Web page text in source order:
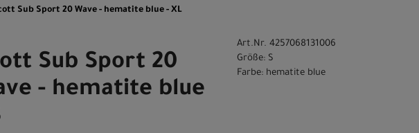
Sub Sport 20 Wave - hematite blue - XL
Sub Sport 20
- hematite blue
Art.Nr. 4257068131006
Größe: S
Farbe: hematite blue